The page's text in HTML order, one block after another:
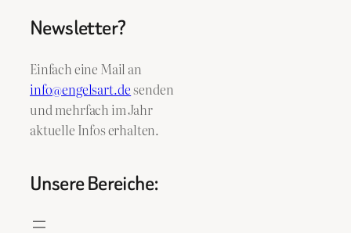
Newsletter?
Einfach eine Mail an
info@engelsart.desenden
und mehrfach im Jahr
aktuelle Infos erhalten.
Unsere Bereiche: